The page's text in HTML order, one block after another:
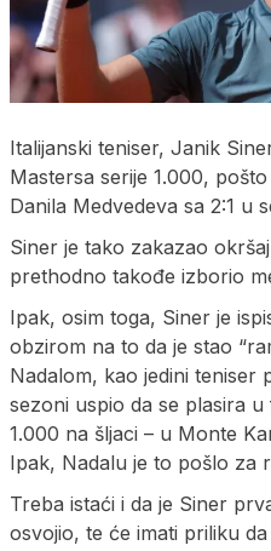
Italijanski teniser, Janik
Mastersa serije 1.000,
Danila Medvedeva sa 2:1 u
Siner je tako zakazao
prethodno takođe izborio
Ipak, osim toga, Siner je
obzirom na to da je stao
Nadalom, kao jedini teniser
sezoni uspio da se plasira
1.000 na šljaci – u Monte
Ipak, Nadalu je to pošlo za
Treba istaći i da je Siner
osvojio, te će imati priliku